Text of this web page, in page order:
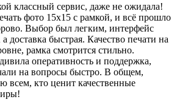
классный сервис, даже не ожидала!
фото 15х15 с рамкой, и всё прошло
Выбор был легким, интерфейс
доставка быстрая. Качество печати на
рамка смотрится стильно.
оперативность и поддержка,
на вопросы быстро. В общем,
всем, кто ценит качественные